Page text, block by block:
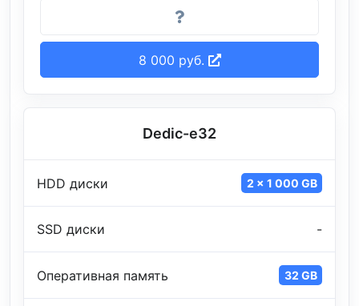
8 000 руб.
Dedic-e32
HDD диски 2 x 1 000 GB
SSD диски -
Оперативная память 32 GB